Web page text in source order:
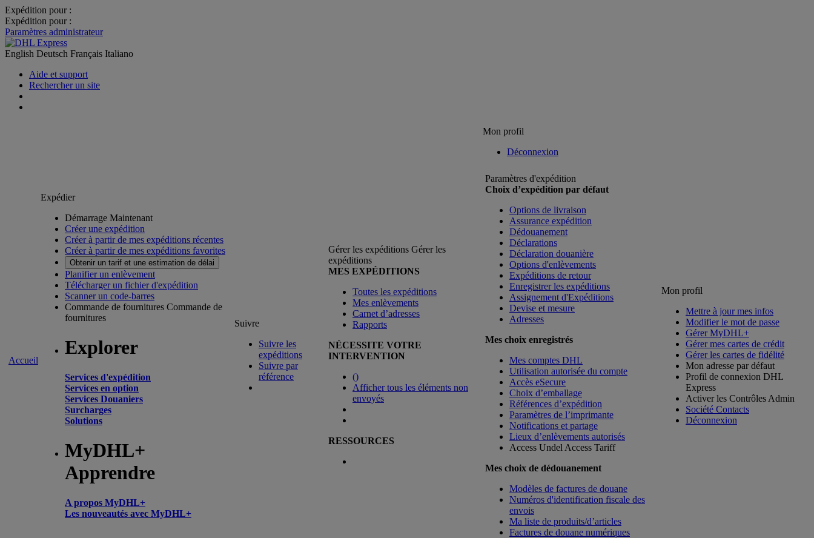
Expédition pour :
Expédition pour :
Paramètres administrateur
English Deutsch Français Italiano
Aide et support
Rechercher un site
Mon profil
Déconnexion
Accueil
Expédier
Démarrage Maintenant
Créer une expédition
Créer à partir de mes expéditions récentes
Créer à partir de mes expéditions favorites
Obtenir un tarif et une estimation de délai
Planifier un enlèvement
Télécharger un fichier d'expédition
Scanner un code-barres
Commande de fournitures Commande de
fournitures
Explorer
Services d'expédition
Services en option
Services Douaniers
Surcharges
Solutions
MyDHL+
Apprendre
A propos MyDHL+
Les nouveautés avec MyDHL+
Suivre
Suivre les
expéditions
Suivre par
référence
Gérer les expéditions Gérer les
expéditions
MES EXPÉDITIONS
Toutes les expéditions
Mes enlèvements
Carnet d’adresses
Rapports
NÉCESSITE VOTRE
INTERVENTION
()
Afficher tous les éléments non
envoyés
RESSOURCES
Paramètres d'expédition
Choix d’expédition par défaut
Options de livraison
Assurance expédition
Dédouanement
Déclarations
Déclaration douanière
Options d'enlèvements
Expéditions de retour
Enregistrer les expéditions
Assignement d'Expéditions
Devise et mesure
Adresses
Mes choix enregistrés
Mes comptes DHL
Utilisation autorisée du compte
Accès eSecure
Choix d’emballage
Références d’expédition
Paramètres de l’imprimante
Notifications et partage
Lieux d’enlèvements autorisés
Access Undel Access Tariff
Mes choix de dédouanement
Modèles de factures de douane
Numéros d'identification fiscale des
envois
Ma liste de produits/d’articles
Factures de douane numériques
Mon profil
Mettre à jour mes infos
Modifier le mot de passe
Gérer MyDHL+
Gérer mes cartes de crédit
Gérer les cartes de fidélité
Mon adresse par défaut
Profil de connexion DHL
Express
Activer les Contrôles Admin
Société Contacts
Déconnexion